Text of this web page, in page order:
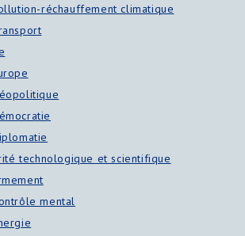
réchauffement climatique
technologique et scientifique
mental